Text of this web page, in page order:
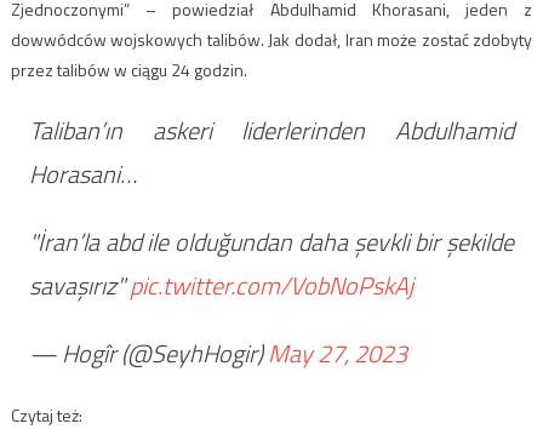
Zjednoczonymi” – powiedział Abdulhamid Khorasani, jeden z
dowwódców wojskowych talibów. Jak dodał, Iran może zostać zdobyty
przez talibów w ciągu 24 godzin.
Taliban’ın askeri liderlerinden Abdulhamid
Horasani…
"İran’la abd ile olduğundan daha şevkli bir şekilde
savaşırız"pic.twitter.com/VobNoPskAj
— Hogîr (@SeyhHogir)May 27, 2023
Czytaj też: